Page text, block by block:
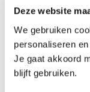
Deze website
We gebruiken
personaliseren
Je gaat akkoord
blijft gebruiken.
Advies